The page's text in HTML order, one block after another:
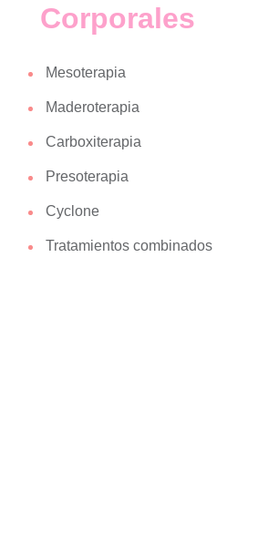
Corporales
Mesoterapia
Maderoterapia
Carboxiterapia
Presoterapia
Cyclone
Tratamientos combinados